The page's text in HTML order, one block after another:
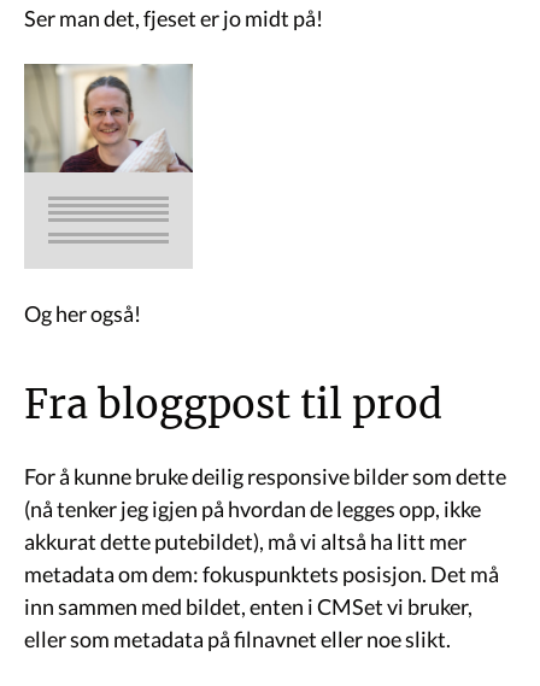
Ser man det, fjeset er jo midt på!
Og her også!
Fra bloggpost til prod
For å kunne bruke deilig responsive bilder som dette
(nå tenker jeg igjen på hvordan de legges opp, ikke
akkurat dette putebildet), må vi altså ha litt mer
metadata om dem: fokuspunktets posisjon. Det må
inn sammen med bildet, enten i CMSet vi bruker,
eller som metadata på filnavnet eller noe slikt.